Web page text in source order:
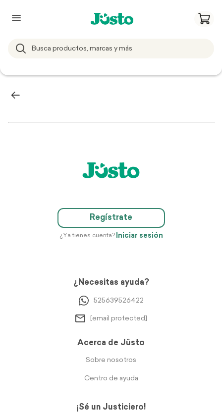
Regístrate
¿Ya tienes cuenta? Iniciar sesión
¿Necesitas ayuda?
525639526422
[email protected]
Acerca de Jüsto
Sobre nosotros
Centro de ayuda
¡Sé un Justiciero!